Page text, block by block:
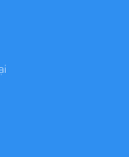
cửa ra vào